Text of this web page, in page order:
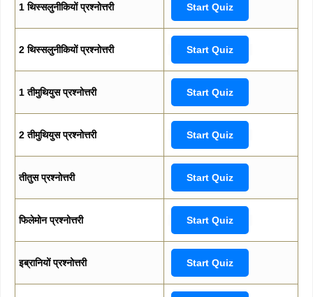
1 थिस्सलुनीकियों प्रश्नोत्तरी Start Quiz
2 थिस्सलुनीकियों प्रश्नोत्तरी Start Quiz
1 तीमुथियुस प्रश्नोत्तरी Start Quiz
2 तीमुथियुस प्रश्नोत्तरी Start Quiz
तीतुस प्रश्नोत्तरी Start Quiz
फिलेमोन प्रश्नोत्तरी Start Quiz
इब्रानियों प्रश्नोत्तरी Start Quiz